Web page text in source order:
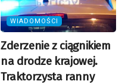
WIADOMOŚCI
Zderzenie z ciągnikiem
na drodze krajowej.
Traktorzysta ranny